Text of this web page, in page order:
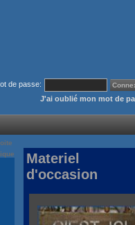
de passe:
J'ai oublié mon mot de
Materiel
d'occasion